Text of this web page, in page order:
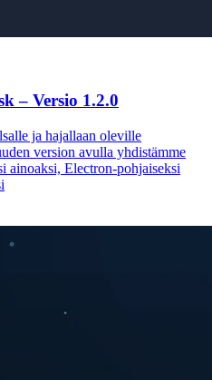
– Versio 1.2.0
ja hajallaan oleville
version avulla yhdistämme
ainoaksi, Electron-pohjaiseksi